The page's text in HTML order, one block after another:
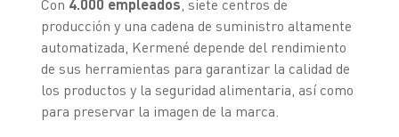
Con 4.000 empleados, siete centros de
producción y una cadena de suministro altamente
automatizada, Kermené depende del rendimiento
de sus herramientas para garantizar la calidad de
los productos y la seguridad alimentaria, así como
para preservar la imagen de la marca.